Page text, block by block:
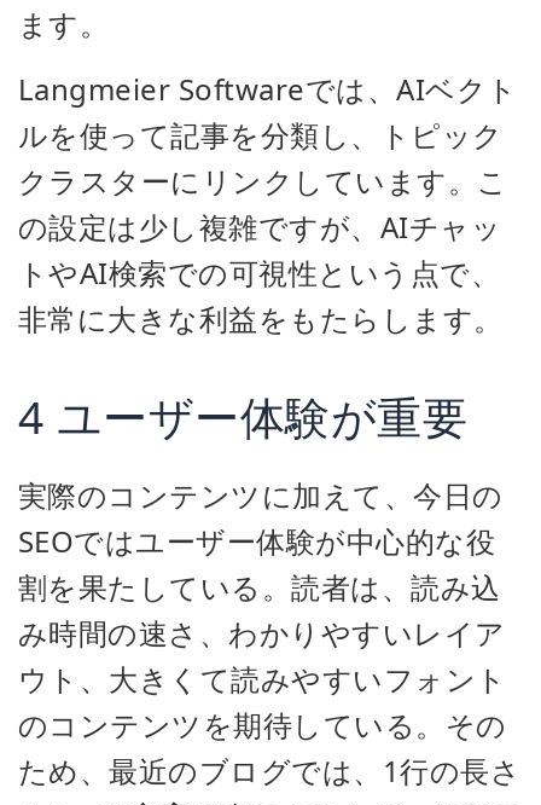
ます。
Langmeier Softwareでは、AIベクト
ルを使って記事を分類し、トピック
クラスターにリンクしています。こ
の設定は少し複雑ですが、AIチャッ
トやAI検索での可視性という点で、
非常に大きな利益をもたらします。
4 ユーザー体験が重要
実際のコンテンツに加えて、今日の
SEOではユーザー体験が中心的な役
割を果たしている。読者は、読み込
み時間の速さ、わかりやすいレイア
ウト、大きくて読みやすいフォント
のコンテンツを期待している。その
ため、最近のブログでは、1行の長さ